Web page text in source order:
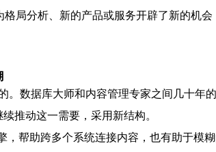
局分析、新的产品或服务开辟了新的机
。数据库大师和内容管理专家之间几十年
推动这一需要，采用新结构。
帮助跨多个系统连接内容，也有助于模